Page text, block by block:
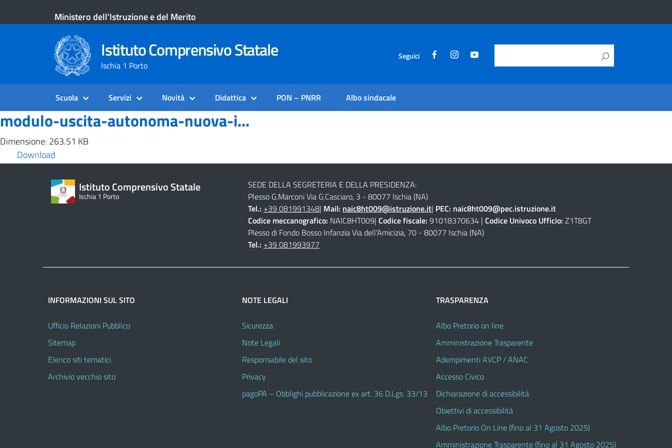
Ministero dell'Istruzione e del Merito
Istituto Comprensivo Statale
Ischia 1 Porto
Seguici
Scuola Servizi Novità Didattica PON – PNRR Albo sindacale
modulo-uscita-autonoma-nuova-i...
Dimensione: 263.51 KB
Download
Istituto Comprensivo Statale
Ischia 1 Porto
SEDE DELLA SEGRETERIA E DELLA PRESIDENZA:
Plesso G.Marconi Via G.Casciaro, 3 - 80077 Ischia (NA)
Tel.: +39 081991348| Mail: naic8ht009@istruzione.it| PEC: naic8ht009@pec.istruzione.it
Codice meccanografico: NAIC8HT009| Codice fiscale: 91018370634 | Codice Univoco Ufficio: Z1T8GT
Plesso di Fondo Bosso Infanzia Via dell'Amicizia, 70 - 80077 Ischia (NA)
Tel.: +39 081993977
INFORMAZIONI SUL SITO
Ufficio Relazioni Pubblico
Sitemap
Elenco siti tematici
Archivio vecchio sito
NOTE LEGALI
Sicurezza
Note Legali
Responsabile del sito
Privacy
pagoPA – Obblighi pubblicazione ex art. 36 D.Lgs. 33/13
TRASPARENZA
Albo Pretorio on line
Amministrazione Trasparente
Adempimenti AVCP / ANAC
Accesso Civico
Dichiarazione di accessibilità
Obiettivi di accessibilità
Albo Pretorio On Line (fino al 31 Agosto 2025)
Amministrazione Trasparente (fino al 31 Agosto 2025)